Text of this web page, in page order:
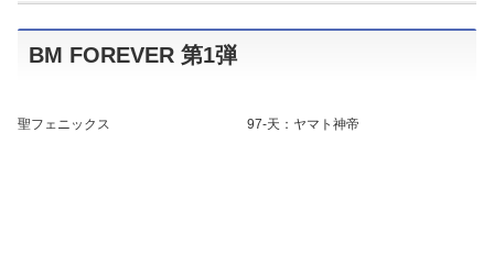
BM FOREVER 第1弾
聖フェニックス 97-天 ：ヤマト神帝